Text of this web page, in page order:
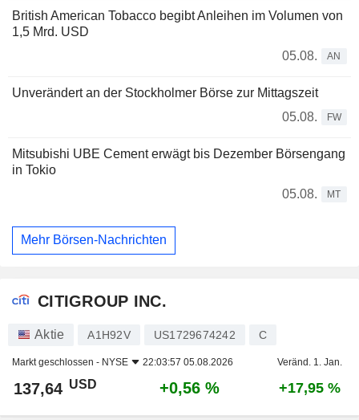
British American Tobacco begibt Anleihen im Volumen von
1,5 Mrd. USD
05.08.
AN
Unverändert an der Stockholmer Börse zur Mittagszeit
05.08.
FW
Mitsubishi UBE Cement erwägt bis Dezember Börsengang
in Tokio
05.08.
MT
Mehr Börsen-Nachrichten
CITIGROUP INC.
Aktie A1H92V US1729674242 C
Markt geschlossen - NYSE 22:03:57 05.08.2026 Veränd. 1. Jan.
137,64 USD +0,56 % +17,95 %